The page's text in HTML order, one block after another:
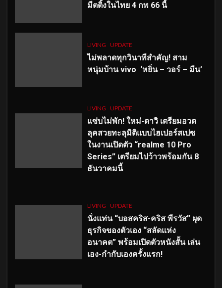
มีตติ้งในไทย 4 กพ 66 นี้
LIVING UPDATE
ไม่พลาดทุกวินาทีสำคัญ! สาม
หนุ่มบ้าน vivo ‘หยิ่น – วอร์ – มีน’
LIVING UPDATE
แซ่บไม่พัก! ใหม่-ดาวิ เตรียมอวด
ลุคสวยทะลุมิติแบบไฮเปอร์สเปซ
ในงานเปิดตัว “realme 10 Pro
Series” เตรียมไปว้าวพร้อมกัน 8
ธันวาคมนี้
LIVING UPDATE
นั่งแท่น “บอสคริส-คริส พีรวัส” ผุด
ธุรกิจของตัวเอง “สลัดแห่ง
อนาคต” พร้อมเปิดตัวหนังสั้น เล่น
เอง-กำกับเองครั้งแรก!